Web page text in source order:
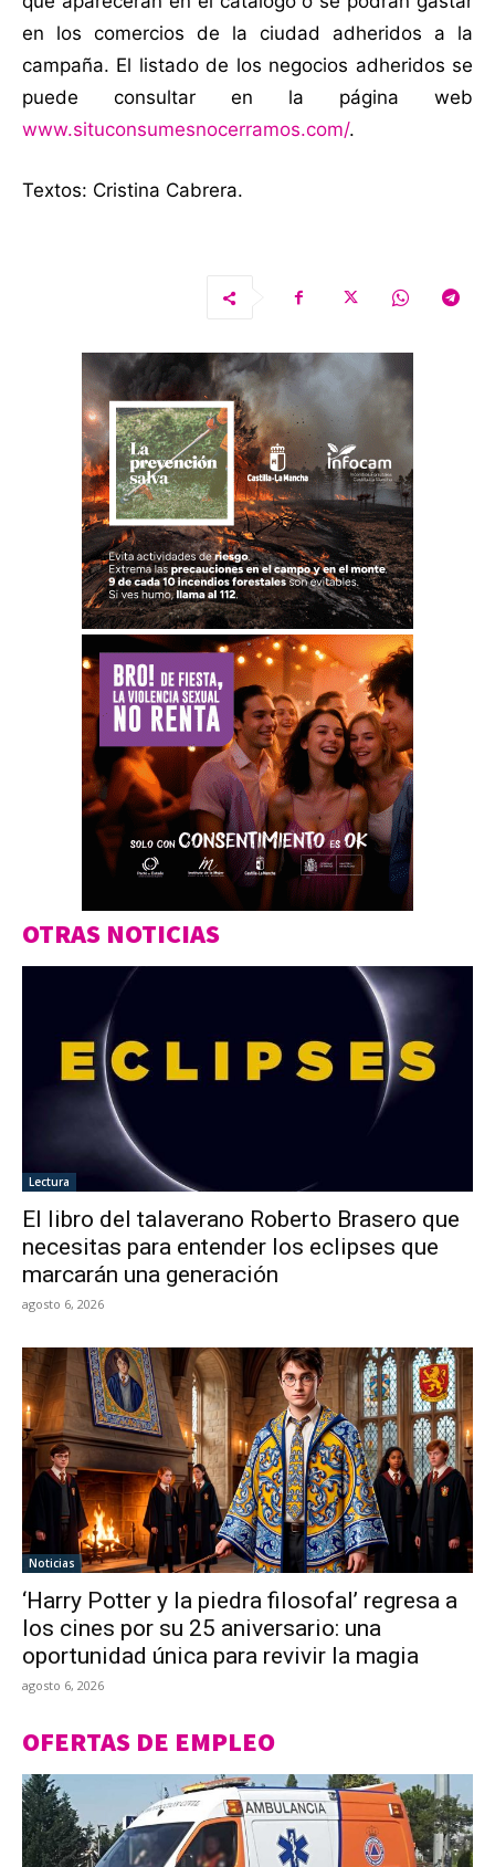
en los comercios de la ciudad adheridos a la
campaña. El listado de los negocios adheridos se
puede consultar en la página web
www.situconsumesnocerramos.com/.
Textos: Cristina Cabrera.
OTRAS NOTICIAS
Lectura
El libro del talaverano Roberto Brasero que
necesitas para entender los eclipses que
marcarán una generación
agosto 6, 2026
Noticias
‘Harry Potter y la piedra filosofal’ regresa a
los cines por su 25 aniversario: una
oportunidad única para revivir la magia
agosto 6, 2026
OFERTAS DE EMPLEO